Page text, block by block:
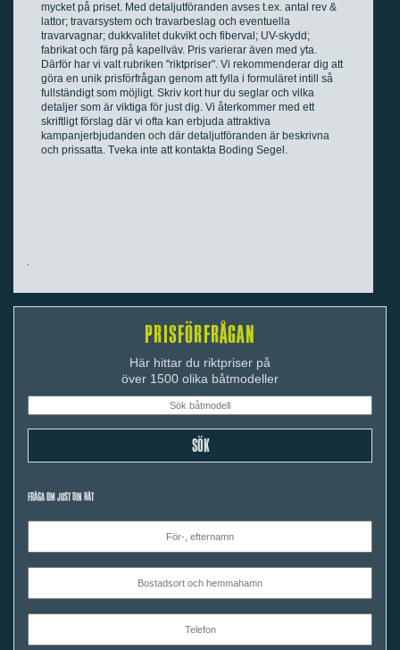
mycket på priset. Med detaljutföranden avses t.ex. antal rev &
lattor; travarsystem och travarbeslag och eventuella
travarvagnar; dukkvalitet dukvikt och fiberval; UV-skydd;
fabrikat och färg på kapellväv. Pris varierar även med yta.
Därför har vi valt rubriken "riktpriser". Vi rekommenderar dig att
göra en unik prisförfrågan genom att fylla i formuläret intill så
fullständigt som möjligt. Skriv kort hur du seglar och vilka
detaljer som är viktiga för just dig. Vi återkommer med ett
skriftligt förslag där vi ofta kan erbjuda attraktiva
kampanjerbjudanden och där detaljutföranden är beskrivna
och prissatta. Tveka inte att kontakta Boding Segel.
PRISFÖRFRÅGAN
Här hittar du riktpriser på
över 1500 olika båtmodeller
FRÅGA OM JUST DIN BÅT